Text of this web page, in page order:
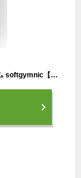
ギムニク バランスボール ソフトギムニク ソフトジム softgymnic【運動例パンフレット付属】(GY95-09) エクササイズ ヨガ ボール ピラティス